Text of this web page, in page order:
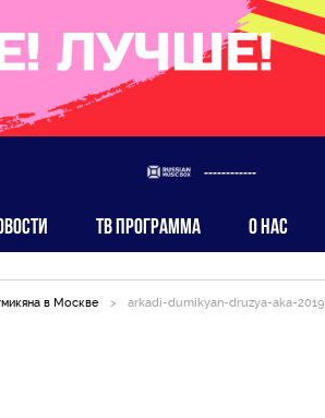
------------
ТВ ПРОГРАММА О НАС
в Москве > arkadi-dumikyan-druzya-aka-2019